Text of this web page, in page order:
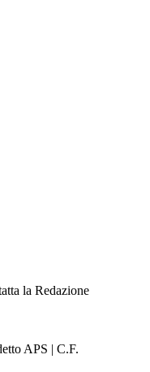
la Redazione
APS | C.F.